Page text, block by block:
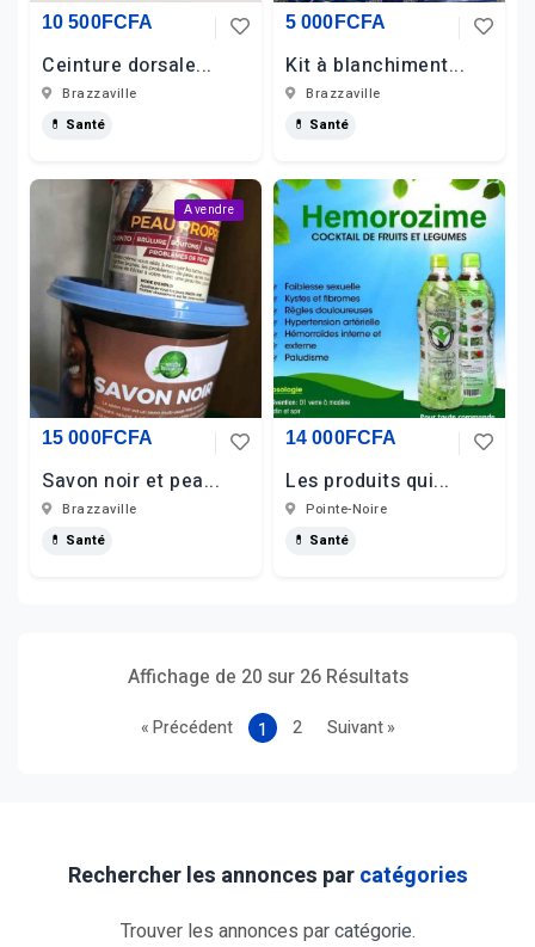
10 500FCFA
Ceinture dorsale...
Brazzaville
💊 Santé
5 000FCFA
Kit à blanchiment...
Brazzaville
💊 Santé
A vendre
15 000FCFA
Savon noir et pea...
Brazzaville
💊 Santé
14 000FCFA
Les produits qui...
Pointe-Noire
💊 Santé
Affichage de 20 sur 26 Résultats
« Précédent 1 2 Suivant »
Rechercher les annonces parcatégories
Trouver les annonces parcatégorie.